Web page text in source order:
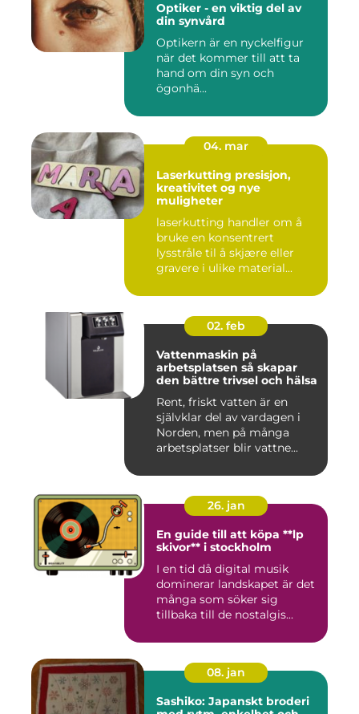
Optiker - en viktig del av
din synvård
Optikern är en nyckelfigur
när det kommer till att ta
hand om din syn och
ögonhä...
04. mar
Laserkutting presisjon,
kreativitet og nye
muligheter
laserkutting handler om å
bruke en konsentrert
lysstråle til å skjære eller
gravere i ulike material...
02. feb
Vattenmaskin på
arbetsplatsen så skapar
den bättre trivsel och hälsa
Rent, friskt vatten är en
självklar del av vardagen i
Norden, men på många
arbetsplatser blir vattne...
26. jan
En guide till att köpa **lp
skivor** i stockholm
I en tid då digital musik
dominerar landskapet är det
många som söker sig
tillbaka till de nostalgis...
08. jan
Sashiko: Japanskt broderi